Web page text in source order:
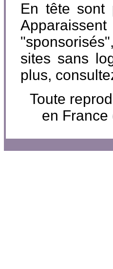
En tête sont
sites sans
plus,
Toute
en France